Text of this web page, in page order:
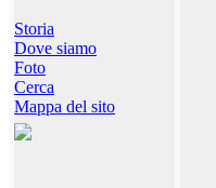
Storia
Dove siamo
Foto
Cerca
Mappa del sito